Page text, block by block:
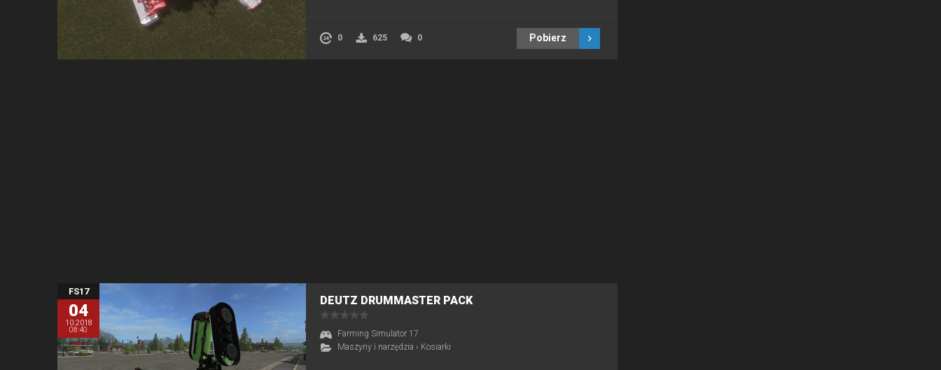
0 625 0 Pobierz
FS17
04
10.2018
08:40
DEUTZ DRUMMASTER PACK
Farming Simulator 17
Maszyny i narzędzia › Kosiarki